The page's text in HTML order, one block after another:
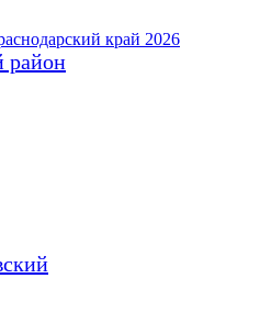
край 2026
район